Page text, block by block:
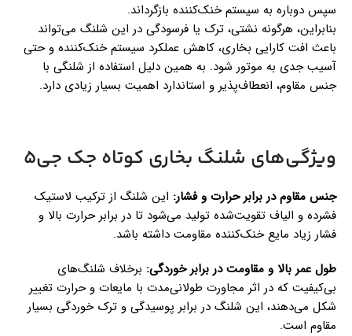
سپس دوباره به سیستم خنک‌کننده بازگرداند.
بنابراین، هرگونه نشتی، ترک یا فرسودگی در این شلنگ می‌تواند
باعث افت کارایی بخاری، کاهش عملکرد سیستم خنک‌کننده و حتی
آسیب جدی به موتور شود. به همین دلیل استفاده از شلنگی با
جنس مقاوم، انعطاف‌پذیر و استاندارد اهمیت بسیار زیادی دارد.
ویژگی‌های شلنگ بخاری کوتاه جک جی5
جنس مقاوم در برابر حرارت و فشار: این شلنگ از ترکیب لاستیک
فشرده و الیاف تقویت‌شده تولید می‌شود تا در برابر حرارت بالا و
فشار زیاد مایع خنک‌کننده مقاومت داشته باشد.
طول عمر بالا و مقاومت در برابر خوردگی: برخلاف شلنگ‌های
بی‌کیفیت که در اثر مجاورت طولانی‌مدت با مایعات و حرارت تغییر
شکل می‌دهند، این شلنگ در برابر پوسیدگی و ترک خوردگی بسیار
مقاوم است.